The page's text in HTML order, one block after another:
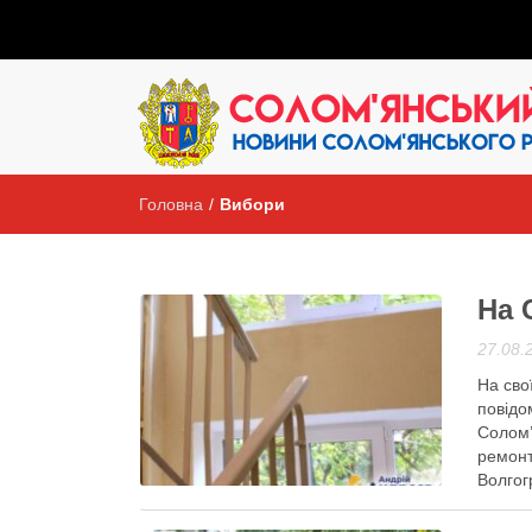
Головна / Вибори
Активісти району 1
На
На